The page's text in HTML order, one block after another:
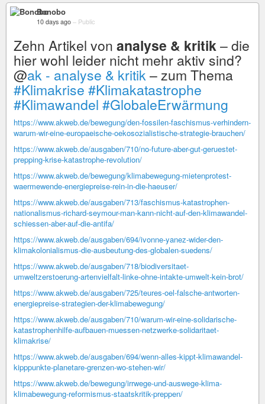
Bonobo
10 days ago – Public
Zehn Artikel von analyse & kritik– die
hier wohl leider nicht mehr aktiv sind?
@ak - analyse & kritik– zum Thema
#Klimakrise #Klimakatastrophe
#Klimawandel #GlobaleErwärmung
https://www.akweb.de/bewegung/den-fossilen-faschismus-verhindern-
warum-wir-eine-europaeische-oekosozialistische-strategie-brauchen/
https://www.akweb.de/ausgaben/710/no-future-aber-gut-geruestet-
prepping-krise-katastrophe-revolution/
https://www.akweb.de/bewegung/klimabewegung-mietenprotest-
waermewende-energiepreise-rein-in-die-haeuser/
https://www.akweb.de/ausgaben/713/faschismus-katastrophen-
nationalismus-richard-seymour-man-kann-nicht-auf-den-klimawandel-
schiessen-aber-auf-die-antifa/
https://www.akweb.de/ausgaben/694/ivonne-yanez-wider-den-
klimakolonialismus-die-ausbeutung-des-globalen-suedens/
https://www.akweb.de/ausgaben/718/biodiversitaet-
umweltzerstoerung-artenvielfalt-linke-ohne-intakte-umwelt-kein-brot/
https://www.akweb.de/ausgaben/725/teures-oel-falsche-antworten-
energiepreise-strategien-der-klimabewegung/
https://www.akweb.de/ausgaben/710/warum-wir-eine-solidarische-
katastrophenhilfe-aufbauen-muessen-netzwerke-solidaritaet-
klimakrise/
https://www.akweb.de/ausgaben/694/wenn-alles-kippt-klimawandel-
kipppunkte-planetare-grenzen-wo-stehen-wir/
https://www.akweb.de/bewegung/irrwege-und-auswege-klima-
klimabewegung-reformismus-staatskritik-preppen/